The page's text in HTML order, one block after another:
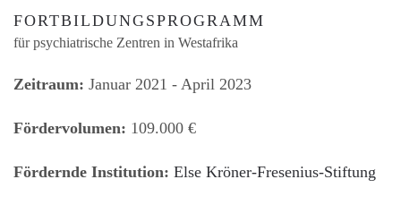
FORTBILDUNGSPROGRAMM
für psychiatrische Zentren in Westafrika
Zeitraum: Januar 2021 - April 2023
Fördervolumen: 109.000 €
Fördernde Institution: Else Kröner-Fresenius-Stiftung